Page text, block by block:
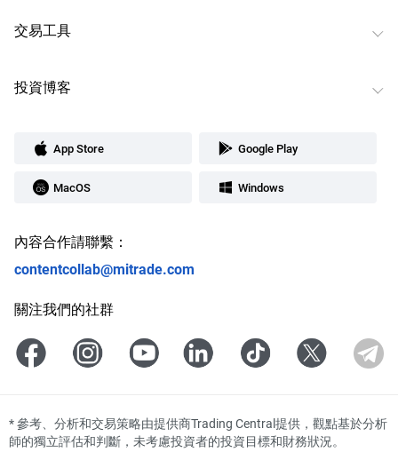
交易工具
投資博客
App Store Google Play
MacOS Windows
內容合作請聯繫：
contentcollab@mitrade.com
關注我們的社群
*參考、分析和交易策略由提供商Trading Central提供，觀點基於分析
師的獨立評估和判斷，未考慮投資者的投資目標和財務狀況。